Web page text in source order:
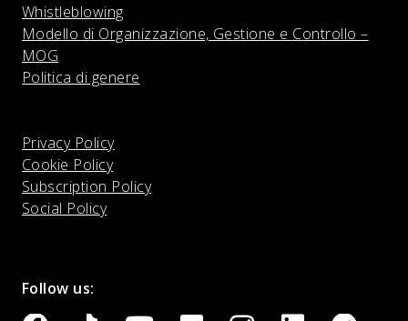
Whistleblowing
Modello di Organizzazione, Gestione e Controllo –
MOG
Politica di genere
Privacy Policy
Cookie Policy
Subscription Policy
Social Policy
Follow us: